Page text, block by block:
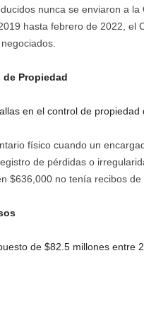
nunca se enviaron a la
hasta febrero de 2022, el
de Propiedad
en el control de propiedad
físico cuando un
de pérdidas o
$636,000 no tenía recibos de
de $82.5 millones entre